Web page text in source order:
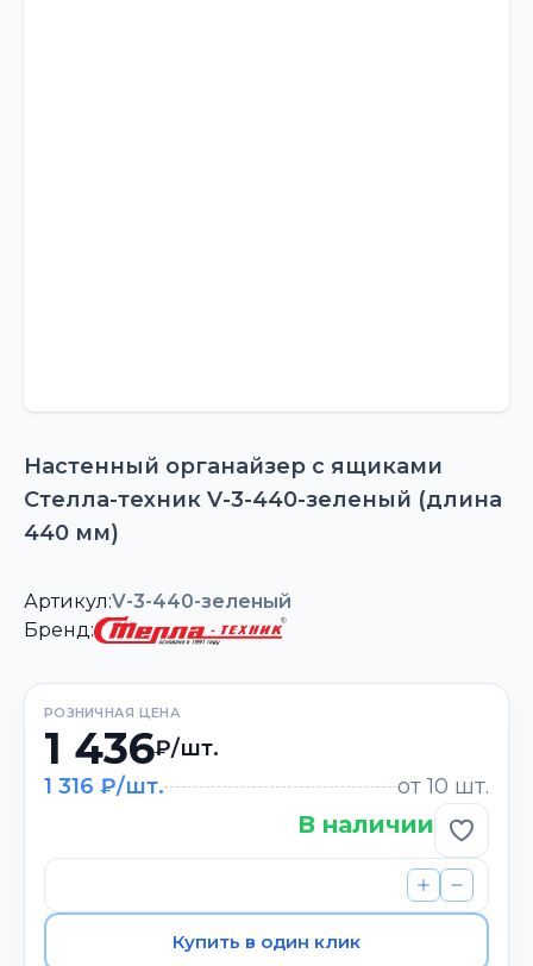
Настенный органайзер с ящиками
Стелла-техник V-3-440-зеленый (длина
440 мм)
Артикул:V-3-440-зеленый
Бренд:
РОЗНИЧНАЯ ЦЕНА
1 436₽/шт.
1 316 ₽/шт.
от 10 шт.
В наличии
Купить в один клик